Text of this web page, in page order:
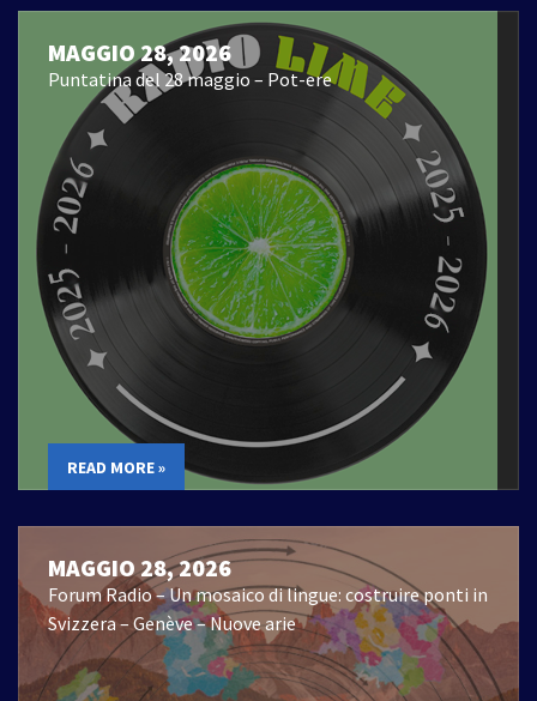
MAGGIO 28, 2026
Puntatina del 28 maggio – Pot-ere
READ MORE »
MAGGIO 28, 2026
Forum Radio – Un mosaico di lingue: costruire ponti in
Svizzera – Genève – Nuove arie